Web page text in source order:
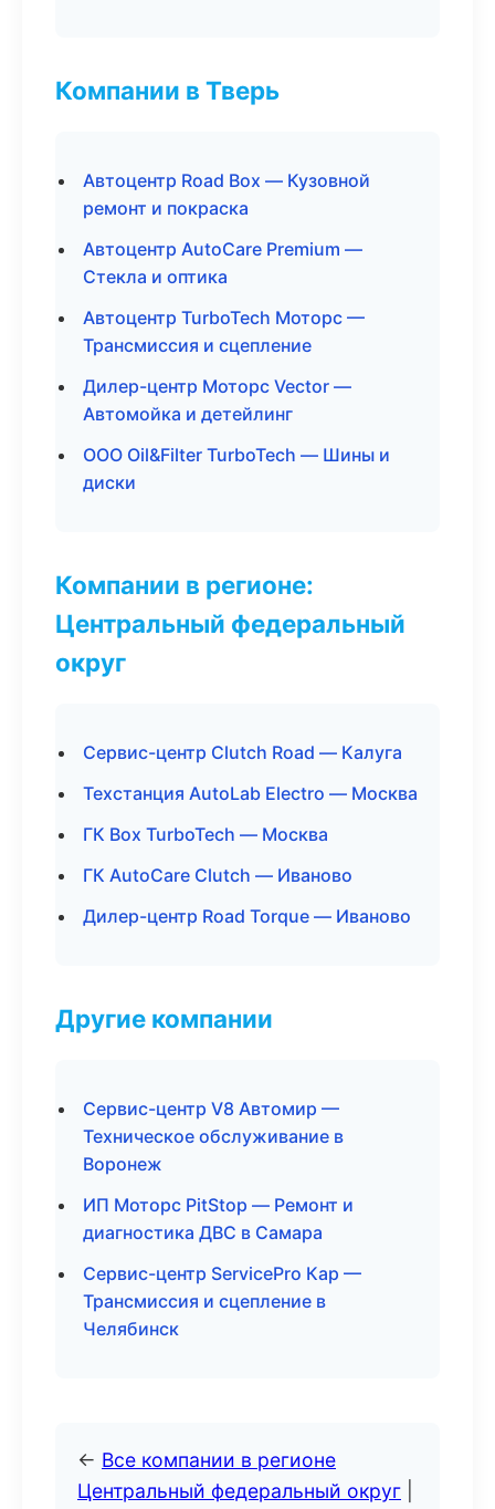
Компании в Тверь
Автоцентр Road Box — Кузовной
ремонт и покраска
Автоцентр AutoCare Premium —
Стекла и оптика
Автоцентр TurboTech Моторс —
Трансмиссия и сцепление
Дилер-центр Моторс Vector —
Автомойка и детейлинг
ООО Oil&Filter TurboTech — Шины и
диски
Компании в регионе:
Центральный федеральный
округ
Сервис-центр Clutch Road — Калуга
Техстанция AutoLab Electro — Москва
ГК Box TurboTech — Москва
ГК AutoCare Clutch — Иваново
Дилер-центр Road Torque — Иваново
Другие компании
Сервис-центр V8 Автомир —
Техническое обслуживание в
Воронеж
ИП Моторс PitStop — Ремонт и
диагностика ДВС в Самара
Сервис-центр ServicePro Кар —
Трансмиссия и сцепление в
Челябинск
← Все компании в регионе
Центральный федеральный округ